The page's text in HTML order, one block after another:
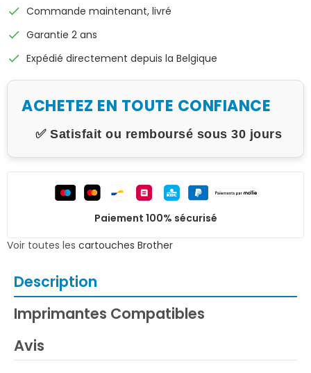
check Commande maintenant, livré
check Garantie 2 ans
check Expédié directement depuis la Belgique
ACHETEZ EN TOUTE CONFIANCE
✅ Satisfait ou remboursé sous 30 jours
Paiement 100% sécurisé
Voir toutes les cartouches Brother
Description
Imprimantes Compatibles
Avis